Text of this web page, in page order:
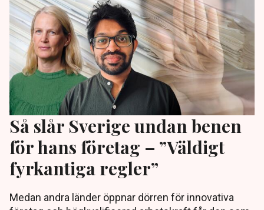
Så slår Sverige undan benen
för hans företag – ”Väldigt
fyrkantiga regler”
Medan andra länder öppnar dörren för innovativa